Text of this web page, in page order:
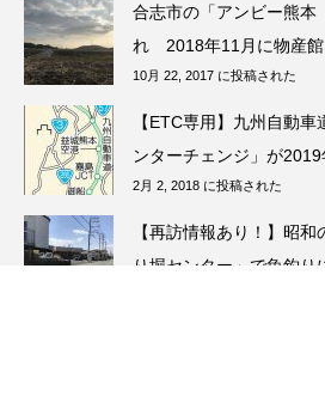
合志市の「アンビー熊本
れ 2018年11月に物産館
10月 22, 2017 に投稿された
【ETC専用】九州自動
ンターチェンジ」が
2月 2, 2018 に投稿された
【再訪情報あり！】昭
り堀センター」で魚釣り